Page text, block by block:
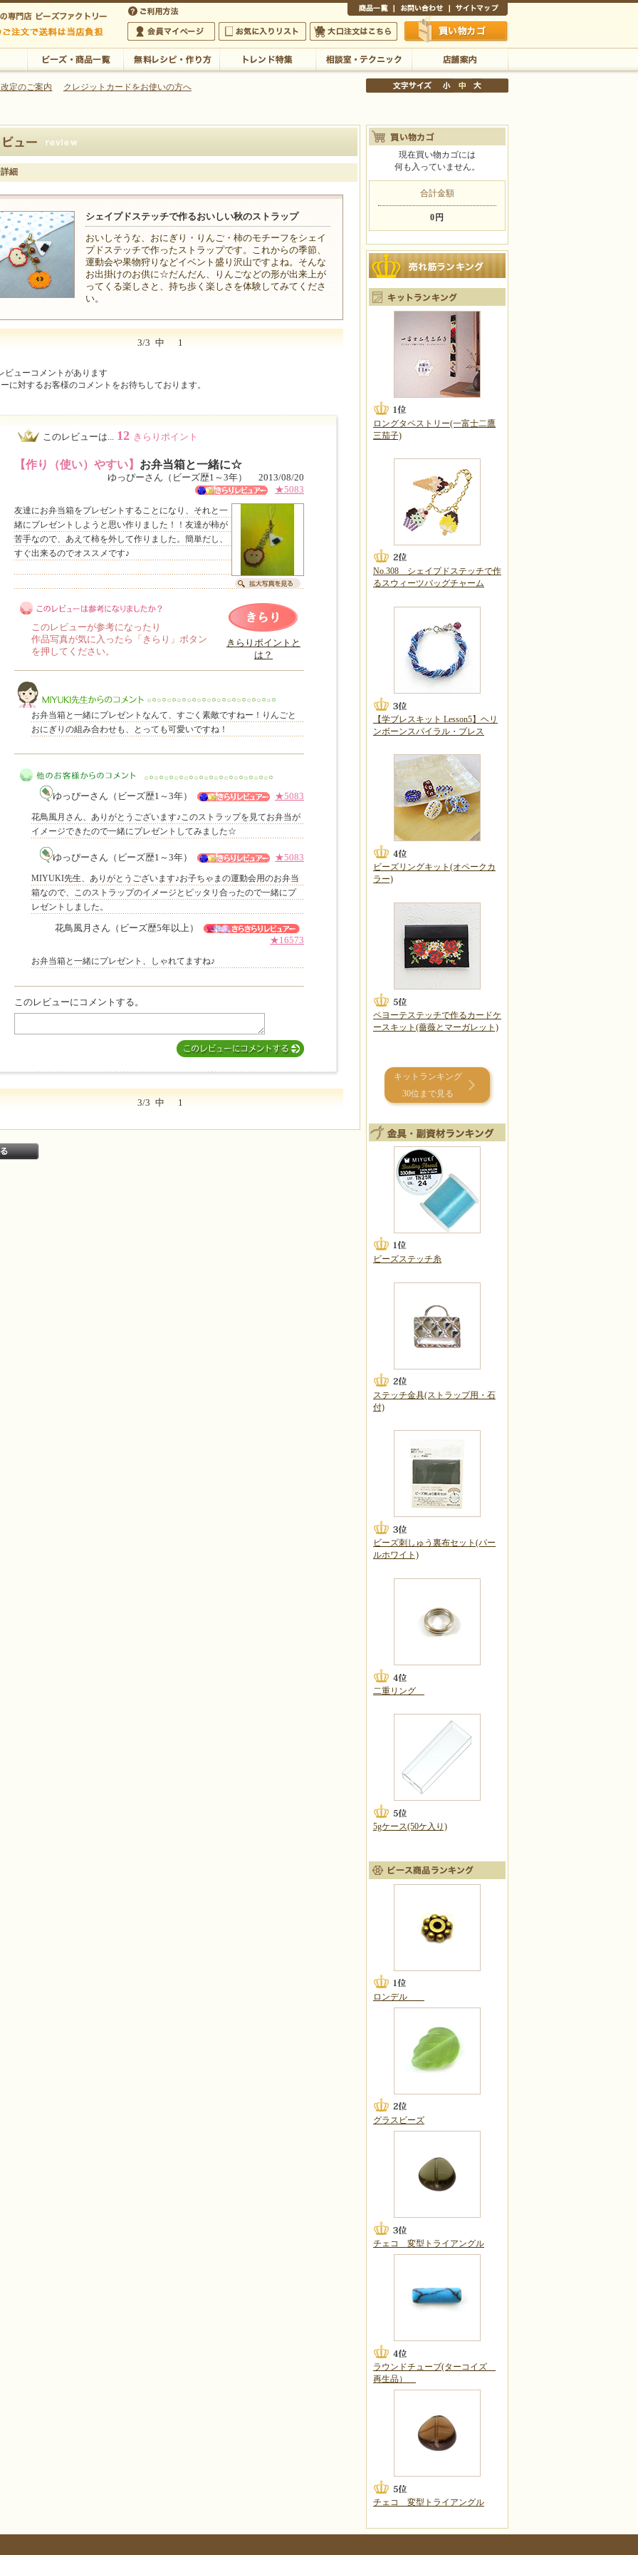
クセサリーの専門店
会員マイページ
お気に入りリスト 大口注文はこちら 買い物かご
店舗案内
定のご案内 クレジットカードをお使いの方へ
細
シェイプドステッチで作るおいしい秋のストラップ
おいしそうな、おにぎり・りんご・柿のモチーフをシェイ
プドステッチで作ったストラップです。これからの季節、
運動会や果物狩りなどイベント盛り沢山ですよね。そんな
お出掛けのお供に☆だんだん、りんごなどの形が出来上が
ってくる楽しさと、持ち歩く楽しさを体験してみてくださ
い。
3/3 中 1
ビューコメントがあります
に対するお客様のコメントをお待ちしております。
このレビューは... 12 きらりポイント
【作り（使い）やすい】 お弁当箱と一緒に☆
ゆっぴーさん（ビーズ歴1～3年） 2013/08/20
★5083
友達にお弁当箱をプレゼントすることになり、それと一
緒にプレゼントしようと思い作りました！！友達が柿が
苦手なので、あえて柿を外して作りました。簡単だし、
すぐ出来るのでオススメです♪
このレビューは参考になりましたか？
このレビューが参考になったり
作品写真が気に入ったら「きらり」ボタン
を押してください。
きらりポイントと
は？
MIYUKI先生からのコメント
お弁当箱と一緒にプレゼントなんて、すごく素敵ですねー！りんごと
おにぎりの組み合わせも、とっても可愛いですね！
ゆっぴーさん（ビーズ歴1～3年） ★5083
花鳥風月さん、ありがとうございます♪このストラップを見てお弁当が
イメージできたので一緒にプレゼントしてみました☆
ゆっぴーさん（ビーズ歴1～3年） ★5083
MIYUKI先生、ありがとうございます♪お子ちゃまの運動会用のお弁当
箱なので、このストラップのイメージとピッタリ合ったので一緒にプ
レゼントしました。
花鳥風月さん（ビーズ歴5年以上）
★16573
お弁当箱と一緒にプレゼント、しゃれてますね♪
このレビューにコメントする。
3/3 中 1
現在買い物カゴには
何も入っていません。
合計金額
0円
ロングタペストリー(一富士二鷹
三茄子)
No.308 シェイプドステッチで作
るスウィーツバッグチャーム
【学ブレスキット Lesson5】ヘリ
ンボーンスパイラル・ブレス
ビーズリングキット(オペークカ
ラー)
ペヨーテステッチで作るカードケ
ースキット(薔薇とマーガレット)
キットランキング
30位まで見る
ビーズステッチ糸
ステッチ金具(ストラップ用・石
付)
ビーズ刺しゅう裏布セット(パー
ルホワイト)
二重リング
5gケース(50ケ入り)
ロンデル
グラスビーズ
チェコ 変型トライアングル
ラウンドチューブ(ターコイズ
再生品）
チェコ 変型トライアングル